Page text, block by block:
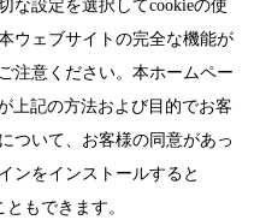
な設定を選択してcookieの使
ウェブサイトの完全な機能が
注意ください。本ホームペー
上記の方法および目的でお客
ついて、お客様の同意があっ
ンをインストールすると
もできます。